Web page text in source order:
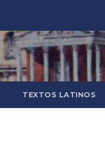
TEXTOS LATINOS